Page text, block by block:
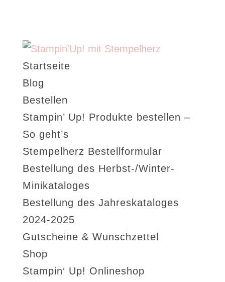
Startseite
Blog
Bestellen
Stampin’ Up! Produkte bestellen –
So geht’s
Stempelherz Bestellformular
Bestellung des Herbst-/Winter-
Minikataloges
Bestellung des Jahreskataloges
2024-2025
Gutscheine & Wunschzettel
Shop
Stampin‘ Up! Onlineshop